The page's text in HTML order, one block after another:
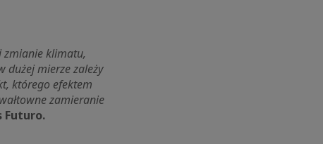
zmianie klimatu,
dużej mierze zależy
którego efektem
zamieranie
Futuro.